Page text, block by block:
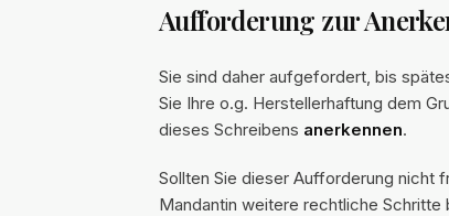
Aufforderung zur
Sie sind daher aufgefordert, bis
Sie Ihre o.g. Herstellerhaftung dem
dieses Schreibens anerkennen.
Sollten Sie dieser Aufforderung nicht
Mandantin weitere rechtliche Schritte